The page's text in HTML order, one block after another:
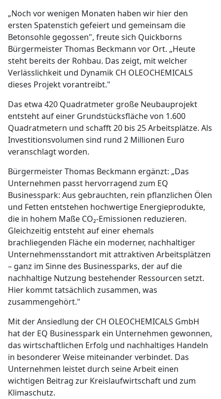
„Noch vor wenigen Monaten haben wir hier den
ersten Spatenstich gefeiert und gemeinsam die
Betonsohle gegossen", freute sich Quickborns
Bürgermeister Thomas Beckmann vor Ort. „Heute
steht bereits der Rohbau. Das zeigt, mit welcher
Verlässlichkeit und Dynamik CH OLEOCHEMICALS
dieses Projekt vorantreibt."
Das etwa 420 Quadratmeter große Neubauprojekt
entsteht auf einer Grundstücksfläche von 1.600
Quadratmetern und schafft 20 bis 25 Arbeitsplätze. Als
Investitionsvolumen sind rund 2 Millionen Euro
veranschlagt worden.
Bürgermeister Thomas Beckmann ergänzt: „Das
Unternehmen passt hervorragend zum EQ
Businesspark: Aus gebrauchten, rein pflanzlichen Ölen
und Fetten entstehen hochwertige Energieprodukte,
die in hohem Maße CO₂-Emissionen reduzieren.
Gleichzeitig entsteht auf einer ehemals
brachliegenden Fläche ein moderner, nachhaltiger
Unternehmensstandort mit attraktiven Arbeitsplätzen
– ganz im Sinne des Businessparks, der auf die
nachhaltige Nutzung bestehender Ressourcen setzt.
Hier kommt tatsächlich zusammen, was
zusammengehört."
Mit der Ansiedlung der CH OLEOCHEMICALS GmbH
hat der EQ Businesspark ein Unternehmen gewonnen,
das wirtschaftlichen Erfolg und nachhaltiges Handeln
in besonderer Weise miteinander verbindet. Das
Unternehmen leistet durch seine Arbeit einen
wichtigen Beitrag zur Kreislaufwirtschaft und zum
Klimaschutz.